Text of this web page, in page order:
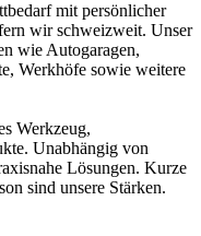
mit persönlicher
wir schweizweit. Unser
wie Autogaragen,
Werkhöfe sowie weitere
Werkzeug,
Unabhängig von
Lösungen. Kurze
sind unsere Stärken.